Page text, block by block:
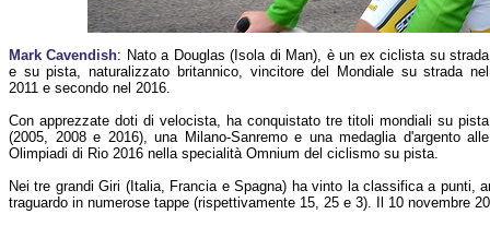
Mark Cavendish: Nato a Douglas (Isola di Man), è un ex ciclista su strada
e su pista, naturalizzato britannico, vincitore del Mondiale su strada nel
2011 e secondo nel 2016.
Con apprezzate doti di velocista, ha conquistato tre titoli mondiali su pista
(2005, 2008 e 2016), una Milano-Sanremo e una medaglia d'argento alle
Olimpiadi di Rio 2016 nella specialità Omnium del ciclismo su pista.
Nei tre grandi Giri (Italia, Francia e Spagna) ha vinto la classifica a punti,
traguardo in numerose tappe (rispettivamente 15, 25 e 3). Il 10 novembre